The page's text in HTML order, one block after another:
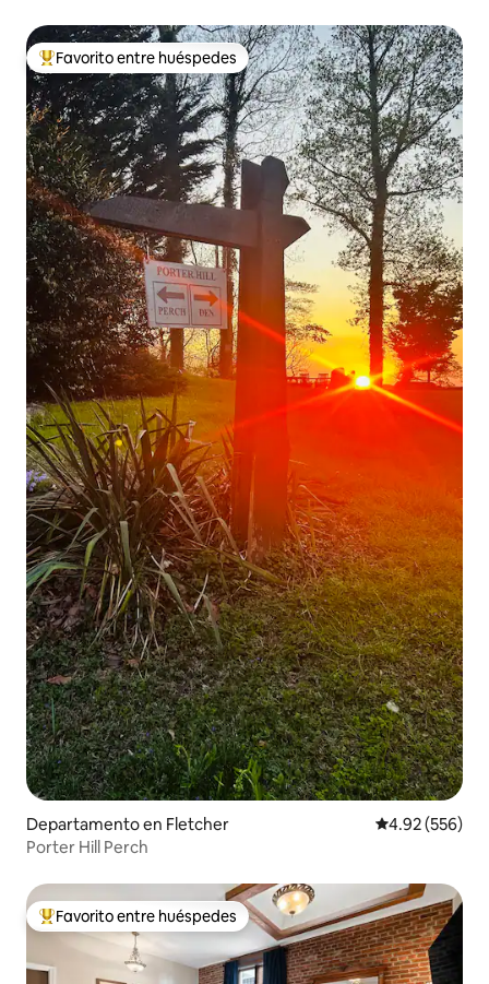
De los mejores en Favorito entre huéspedes
Favorito entre huéspedes
Departamento en Fletcher Calificación
4.92 (556)
Porter Hill Perch
De los mejores en Favorito entre huéspedes
Favorito entre huéspedes